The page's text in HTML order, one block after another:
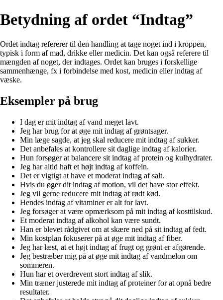
Betydning af ordet “Indtag”
Ordet indtag refererer til den handling at tage noget ind i kroppen,
typisk i form af mad, drikke eller medicin. Det kan også referere til
mængden af noget, der indtages. Ordet kan bruges i forskellige
sammenhænge, fx i forbindelse med kost, medicin eller indtag af
væske.
Eksempler på brug
I dag er mit indtag af vand meget lavt.
Jeg har brug for at øge mit indtag af grøntsager.
Min læge sagde, at jeg skal reducere mit indtag af sukker.
Det anbefales at kontrollere sit daglige indtag af kalorier.
Hun forsøger at balancere sit indtag af protein og kulhydrater.
Jeg har altid haft et højt indtag af koffein.
Det er vigtigt at have et moderat indtag af salt.
Hvis du øger dit indtag af motion, vil det have stor effekt.
Jeg vil gerne reducere mit indtag af rødt kød.
Hendes indtag af vitaminer er alt for lavt.
Jeg forsøger at være opmærksom på mit indtag af kosttilskud.
Et moderat indtag af alkohol kan være sundt.
Han er blevet rådgivet om at skære ned på sit indtag af fedt.
Min kostplan fokuserer på at øge mit indtag af fiber.
Jeg har læst, at et højt indtag af frugt og grønt er afgørende.
Jeg bestræber mig på at øge mit indtag af vandmelon om
sommeren.
Hun har et overdrevent stort indtag af slik.
Min træner justerede mit indtag af proteiner for at opnå bedre
resultater.